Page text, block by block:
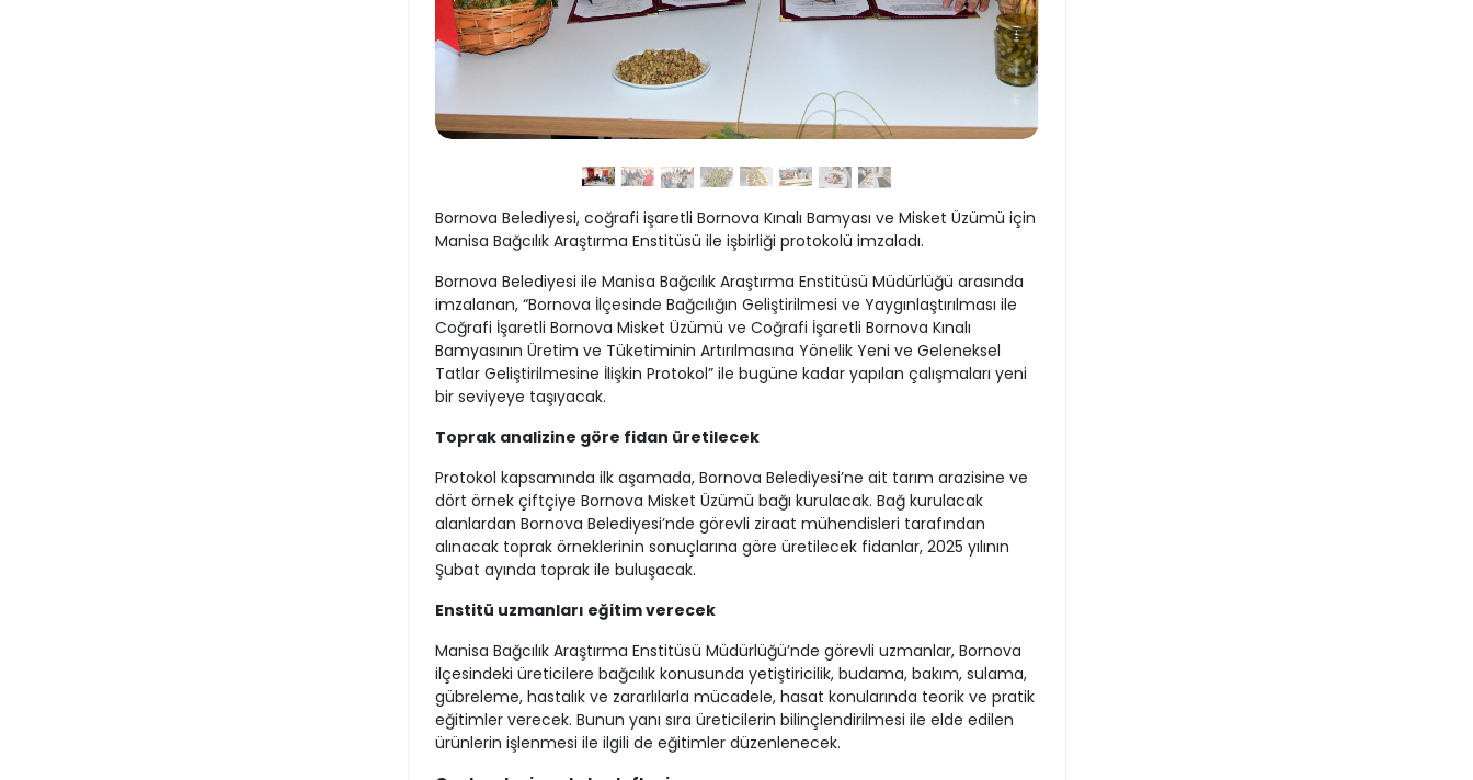
Bornova Belediyesi, coğrafi işaretli Bornova Kınalı Bamyası ve Misket Üzümü için
Manisa Bağcılık Araştırma Enstitüsü ile işbirliği protokolü imzaladı.
Bornova Belediyesi ile Manisa Bağcılık Araştırma Enstitüsü Müdürlüğü arasında
imzalanan, “Bornova İlçesinde Bağcılığın Geliştirilmesi ve Yaygınlaştırılması ile
Coğrafi İşaretli Bornova Misket Üzümü ve Coğrafi İşaretli Bornova Kınalı
Bamyasının Üretim ve Tüketiminin Artırılmasına Yönelik Yeni ve Geleneksel
Tatlar Geliştirilmesine İlişkin Protokol” ile bugüne kadar yapılan çalışmaları yeni
bir seviyeye taşıyacak.
Toprak analizine göre fidan üretilecek
Protokol kapsamında ilk aşamada, Bornova Belediyesi’ne ait tarım arazisine ve
dört örnek çiftçiye Bornova Misket Üzümü bağı kurulacak. Bağ kurulacak
alanlardan Bornova Belediyesi’nde görevli ziraat mühendisleri tarafından
alınacak toprak örneklerinin sonuçlarına göre üretilecek fidanlar, 2025 yılının
Şubat ayında toprak ile buluşacak.
Enstitü uzmanları eğitim verecek
Manisa Bağcılık Araştırma Enstitüsü Müdürlüğü’nde görevli uzmanlar, Bornova
ilçesindeki üreticilere bağcılık konusunda yetiştiricilik, budama, bakım, sulama,
gübreleme, hastalık ve zararlılarla mücadele, hasat konularında teorik ve pratik
eğitimler verecek. Bunun yanı sıra üreticilerin bilinçlendirilmesi ile elde edilen
ürünlerin işlenmesi ile ilgili de eğitimler düzenlenecek.